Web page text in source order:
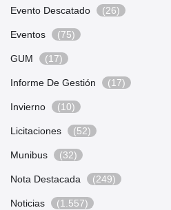
Evento Descatado (26)
Eventos (75)
GUM (17)
Informe De Gestión (17)
Invierno (10)
Licitaciones (52)
Munibus (32)
Nota Destacada (249)
Noticias (1.557)